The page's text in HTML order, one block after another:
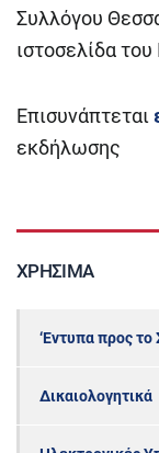
Συλλόγου
ιστοσελίδα του
Επισυνάπτεται
εκδήλωσης
ΧΡΉΣΙΜΑ
‘Εντυπα προς το
Δικαιολογητικά